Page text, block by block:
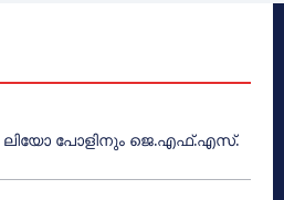
ലിയോ പോളിനും ജെ.എഫ്.എസ്.